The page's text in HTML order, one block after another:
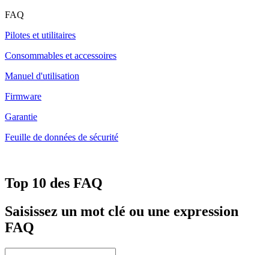
FAQ
Pilotes et utilitaires
Consommables et accessoires
Manuel d'utilisation
Firmware
Garantie
Feuille de données de sécurité
Top 10 des FAQ
Saisissez un mot clé ou une expression
FAQ